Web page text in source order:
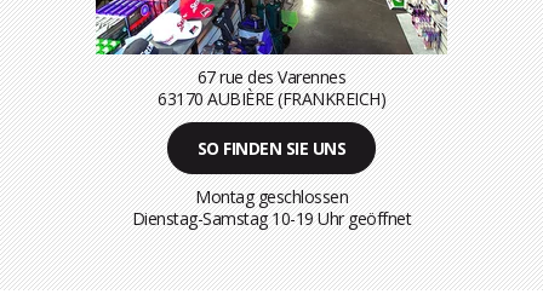
67 rue des Varennes
63170 AUBIÈRE (FRANKREICH)
SO FINDEN SIE UNS
Montag geschlossen
Dienstag-Samstag 10-19 Uhr geöffnet